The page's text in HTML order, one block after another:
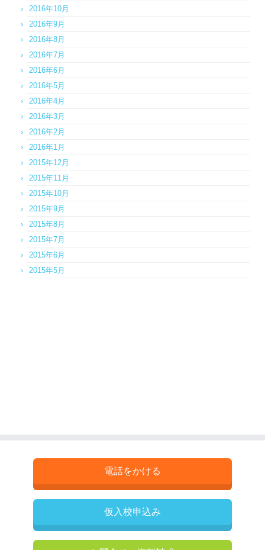
2016年10月
2016年9月
2016年8月
2016年7月
2016年6月
2016年5月
2016年4月
2016年3月
2016年2月
2016年1月
2015年12月
2015年11月
2015年10月
2015年9月
2015年8月
2015年7月
2015年6月
2015年5月
電話をかける
仮入校申込み